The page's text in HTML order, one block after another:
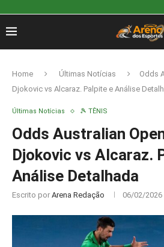
Home Últimas Notícias
Odds
Djokovic vs Alcaraz. Palpite e Análise
Últimas Notícias 🎾 TÊNIS
Odds Australian
Djokovic vs Alcaraz.
Análise Detalhada
Escrito por Arena Redação 06/02/2026